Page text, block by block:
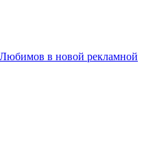
в новой рекламной